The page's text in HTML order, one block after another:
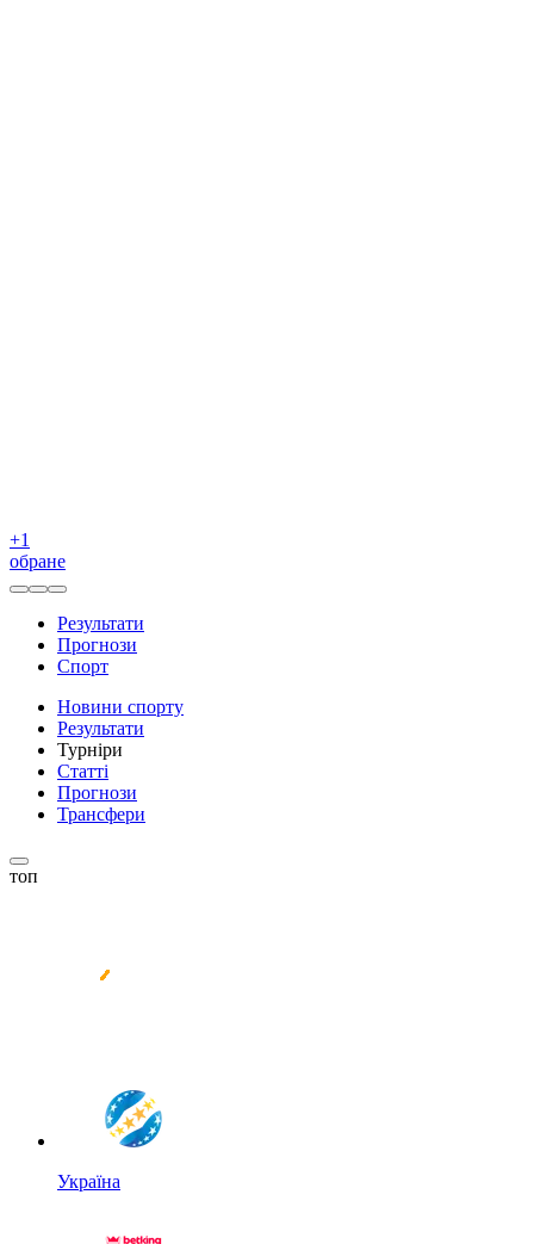
+1
обране
Результати
Прогнози
Спорт
Новини спорту
Результати
Турніри
Статті
Прогнози
Трансфери
топ
Україна